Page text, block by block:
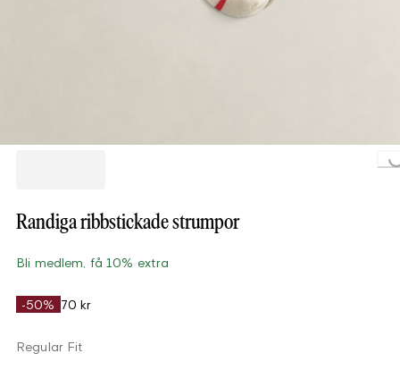
Randiga ribbstickade strumpor
Bli medlem, få 10% extra
-50% 70 kr
Regular Fit